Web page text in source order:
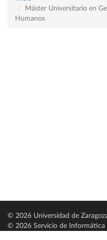
Máster Universitario en
Humanos
© 2026 Universidad de
© 2026 Servicio de Informática